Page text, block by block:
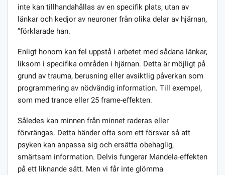
inte kan tillhandahållas av en specifik plats, utan av
länkar och kedjor av neuroner från olika delar av hjärnan,
”förklarade han.
Enligt honom kan fel uppstå i arbetet med sådana länkar,
liksom i specifika områden i hjärnan. Detta är möjligt på
grund av trauma, berusning eller avsiktlig påverkan som
programmering av nödvändig information. Till exempel,
som med trance eller 25 frame-effekten.
Således kan minnen från minnet raderas eller
förvrängas. Detta händer ofta som ett försvar så att
psyken kan anpassa sig och ersätta obehaglig,
smärtsam information. Delvis fungerar Mandela-effekten
på ett liknande sätt. Men vi får inte glömma